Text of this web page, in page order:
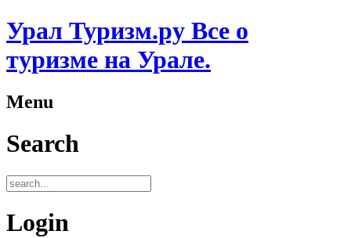
Урал Туризм.ру Все о
туризме на Урале.
Menu
Search
Login